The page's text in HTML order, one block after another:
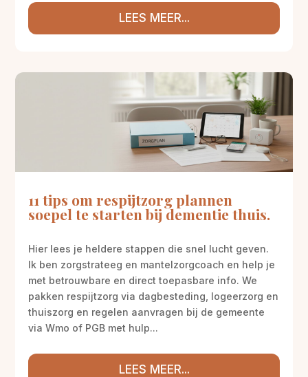
LEES MEER...
11 tips om respijtzorg plannen
soepel te starten bij dementie thuis.
Hier lees je heldere stappen die snel lucht geven.
Ik ben zorgstrateeg en mantelzorgcoach en help je
met betrouwbare en direct toepasbare info. We
pakken respijtzorg via dagbesteding, logeerzorg en
thuiszorg en regelen aanvragen bij de gemeente
via Wmo of PGB met hulp...
LEES MEER...